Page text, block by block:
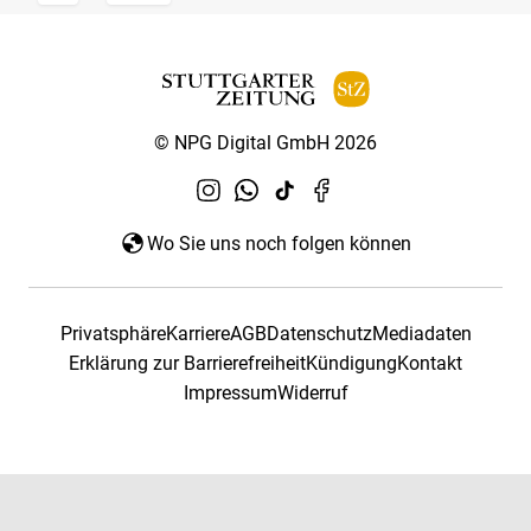
© NPG Digital GmbH 2026
Wo Sie uns noch folgen können
PrivatsphäreKarriereAGBDatenschutzMediadaten
Erklärung zur BarrierefreiheitKündigungKontakt
ImpressumWiderruf